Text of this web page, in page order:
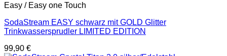
Easy / Easy one Touch
SodaStream EASY schwarz mit GOLD Glitter
Trinkwassersprudler LIMITED EDITION
99,90 €